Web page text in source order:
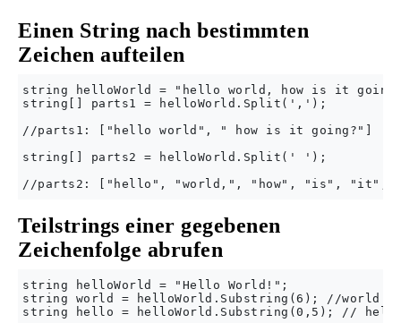
Einen String nach bestimmten
Zeichen aufteilen
string helloWorld = "hello world, how is it
string[] parts1 = helloWorld.Split(',');
//parts1: ["hello world", " how is it going?"]
string[] parts2 = helloWorld.Split(' ');
Teilstrings einer gegebenen
Zeichenfolge abrufen
string helloWorld = "Hello World!";
string world = helloWorld.Substring(6); //world =